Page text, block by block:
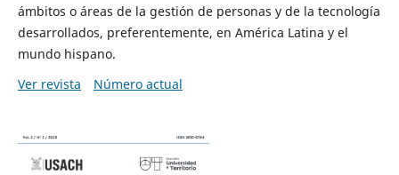
ámbitos o áreas de la gestión de personas y de la tecnología
desarrollados, preferentemente, en América Latina y el
mundo hispano.
Ver revista
Número actual